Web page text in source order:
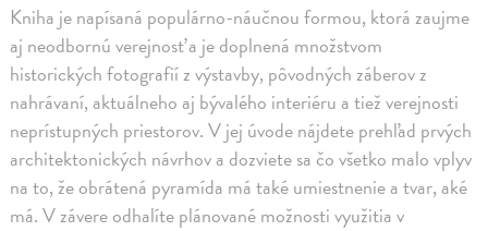
Kniha je napísaná populárno-náučnou formou, ktorá zaujme
aj neodbornú verejnosť a je doplnená množstvom
historických fotografií z výstavby, pôvodných záberov z
nahrávaní, aktuálneho aj bývalého interiéru a tiež verejnosti
neprístupných priestorov. V jej úvode nájdete prehľad prvých
architektonických návrhov a dozviete sa čo všetko malo vplyv
na to, že obrátená pyramída má také umiestnenie a tvar, aké
má. V závere odhalíte plánované možnosti využitia v